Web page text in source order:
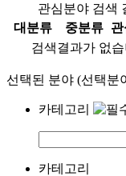
관심분야 검색
대분류
중분류
검색결과가 없
선택된 분야 (선택분
카테고리
카테고리